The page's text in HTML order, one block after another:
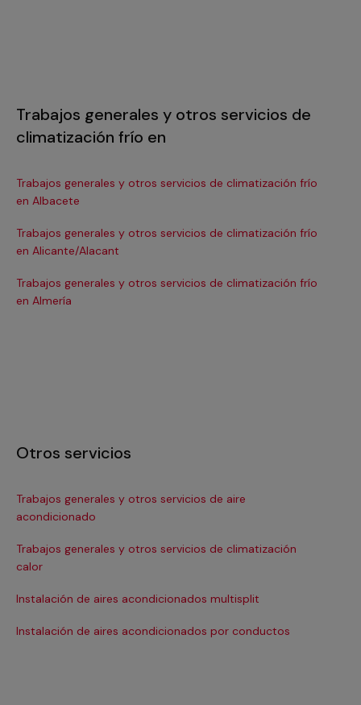
Trabajos generales y otros servicios de
climatización frío en
Trabajos generales y otros servicios de climatización frío
en Albacete
Trabajos generales y otros servicios de climatización frío
en Alicante/Alacant
Trabajos generales y otros servicios de climatización frío
en Almería
Otros servicios
Trabajos generales y otros servicios de aire
acondicionado
Trabajos generales y otros servicios de climatización
calor
Instalación de aires acondicionados multisplit
Instalación de aires acondicionados por conductos